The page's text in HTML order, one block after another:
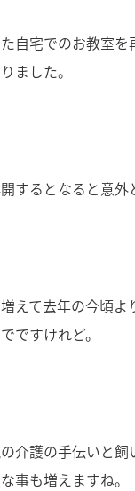
自宅でのお教室
ました。
するとなると意外
えて去年の今頃
ですけれど。
介護の手伝いと飼
事も増えますね。